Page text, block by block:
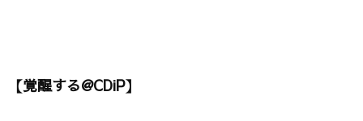
【覚醒する@CDiP】